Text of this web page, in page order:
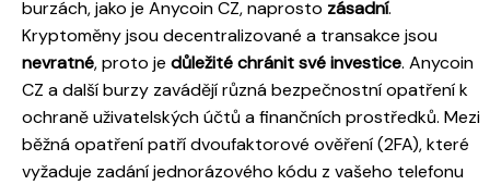
burzách, jako je Anycoin CZ, naprosto zásadní.
Kryptoměny jsou decentralizované a transakce jsou
nevratné, proto je důležité chránit své investice. Anycoin
CZ a další burzy zavádějí různá bezpečnostní opatření k
ochraně uživatelských účtů a finančních prostředků. Mezi
běžná opatření patří dvoufaktorové ověření (2FA), které
vyžaduje zadání jednorázového kódu z vašeho telefonu